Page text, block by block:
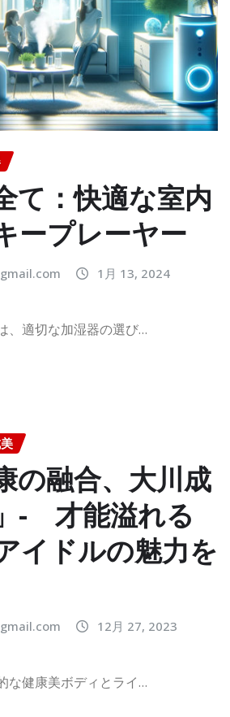
て：快適な室内
ープレーヤー
1月 13, 2024
、適切な加湿器の選び…
の融合、大川成
- 才能溢れる
イドルの魅力を
12月 27, 2023
な健康美ボディとライ…